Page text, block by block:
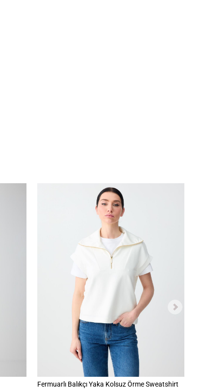
Fermuarlı Balıkçı Yaka Kolsuz Örme Sweatshirt